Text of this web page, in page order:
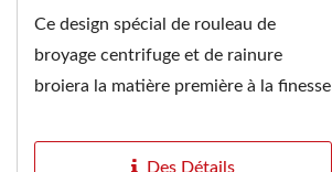
Ce design spécial de rouleau de
broyage centrifuge et de rainure
broiera la matière première à la finesse
ensuite...
Des Détails